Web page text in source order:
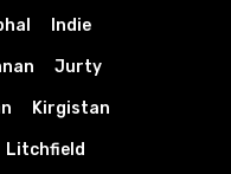
Indie
Jurty
Kirgistan
Litchfield